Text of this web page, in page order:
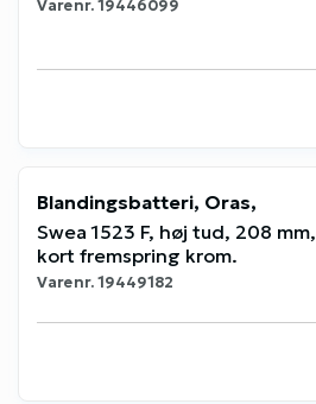
Varenr.19446099
Blandingsbatteri, Oras,
Swea 1523 F, høj tud, 208 mm,
kort fremspring krom.
Varenr.19449182